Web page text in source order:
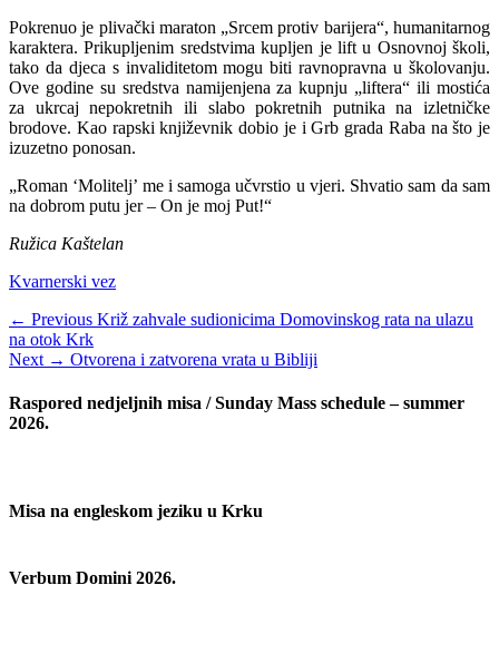
Pokrenuo je plivački maraton „Srcem protiv barijera“, humanitarnog
karak­tera. Prikupljenim sredstvima kupljen je lift u Osnovnoj školi,
tako da djeca s invaliditetom mogu biti ravnopravna u školovanju.
Ove godine su sredstva na­mijenjena za kupnju „liftera“ ili mostića
za ukrcaj nepokretnih ili slabo pokretnih putnika na izletničke
brodove. Kao rapski književnik dobio je i Grb grada Raba na što je
izuzetno ponosan.
„Roman ‘Molitelj’ me i samoga učvr­stio u vjeri. Shvatio sam da sam
na do­brom putu jer – On je moj Put!“
Ružica Kaštelan
Categories
Kvarnerski vez
Navigacija
objava
← Previous Previous
Križ zahvale sudionicima Domovinskog rata na ulazu
na otok Krk
Next → Next
Otvorena i zatvorena vrata u Bibliji
Raspored nedjeljnih misa / Sunday Mass schedule – summer
2026.
Misa na engleskom jeziku u Krku
Verbum Domini 2026.